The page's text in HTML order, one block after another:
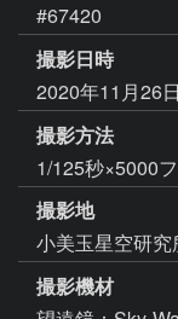
#67420
撮影日時
2020年11月26
撮影方法
1/125秒×5000
撮影地
小美玉星空研究
撮影機材